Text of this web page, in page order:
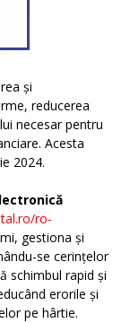
și
reducerea
necesar pentru
Acesta
2024.
ro-
gestiona și
se cerințelor
schimbul rapid și
erorile și
pe hârtie.